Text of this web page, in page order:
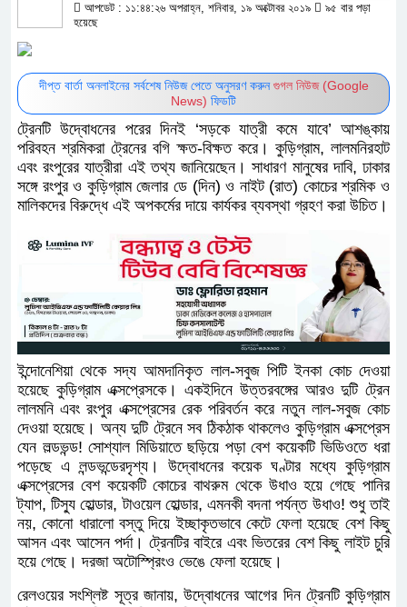
আপডেট : ১১:৪৪:২৬ অপরাহ্ন, শনিবার, ১৯ অক্টোবর ২০১৯
৯৫ বার পড়া
হয়েছে
দীপ্ত বার্তা অনলাইনের সর্বশেষ নিউজ পেতে অনুসরণ করুনগুগল নিউজ (Google
News) ফিডটি
ট্রেনটি উদ্বোধনের পরের দিনই ‘সড়কে যাত্রী কমে যাবে’ আশঙ্কায়
পরিবহন শ্রমিকরা ট্রেনের বগি ক্ষত-বিক্ষত করে। কুড়িগ্রাম, লালমনিরহাট
এবং রংপুরের যাত্রীরা এই তথ্য জানিয়েছেন। সাধারণ মানুষের দাবি, ঢাকার
সঙ্গে রংপুর ও কুড়িগ্রাম জেলার ডে (দিন) ও নাইট (রাত) কোচের শ্রমিক ও
মালিকদের বিরুদ্ধে এই অপকর্মের দায়ে কার্যকর ব্যবস্থা গ্রহণ করা উচিত।
ইন্দোনেশিয়া থেকে সদ্য আমদানিকৃত লাল-সবুজ পিটি ইনকা কোচ দেওয়া
হয়েছে কুড়িগ্রাম এক্সপ্রেসকে। একইদিনে উত্তরবঙ্গের আরও দুটি ট্রেন
লালমনি এবং রংপুর এক্সপ্রেসের রেক পরিবর্তন করে নতুন লাল-সবুজ কোচ
দেওয়া হয়েছে। অন্য দুটি ট্রেনে সব ঠিকঠাক থাকলেও কুড়িগ্রাম এক্সপ্রেস
যেন লল্ডভন্ড! সোশ্যাল মিডিয়াতে ছড়িয়ে পড়া বেশ কয়েকটি ভিডিওতে ধরা
পড়েছে এ লন্ডভন্ডেরদৃশ্য। উদ্বোধনের কয়েক ঘণ্টার মধ্যে কুড়িগ্রাম
এক্সপ্রেসের বেশ কয়েকটি কোচের বাথরুম থেকে উধাও হয়ে গেছে পানির
ট্যাপ, টিস্যু হোল্ডার, টাওয়েল হোল্ডার, এমনকী বদনা পর্যন্ত উধাও! শুধু তাই
নয়, কোনো ধারালো বস্তু দিয়ে ইচ্ছাকৃতভাবে কেটে ফেলা হয়েছে বেশ কিছু
আসন এবং আসেন পর্দা। ট্রেনটির বাইরে এবং ভিতরের বেশ কিছু লাইট চুরি
হয়ে গেছে। দরজা অটোস্প্রিংও ভেঙে ফেলা হয়েছে।
রেলওয়ের সংশ্লিষ্ট সূত্র জানায়, উদ্বোধনের আগের দিন ট্রেনটি কুড়িগ্রাম